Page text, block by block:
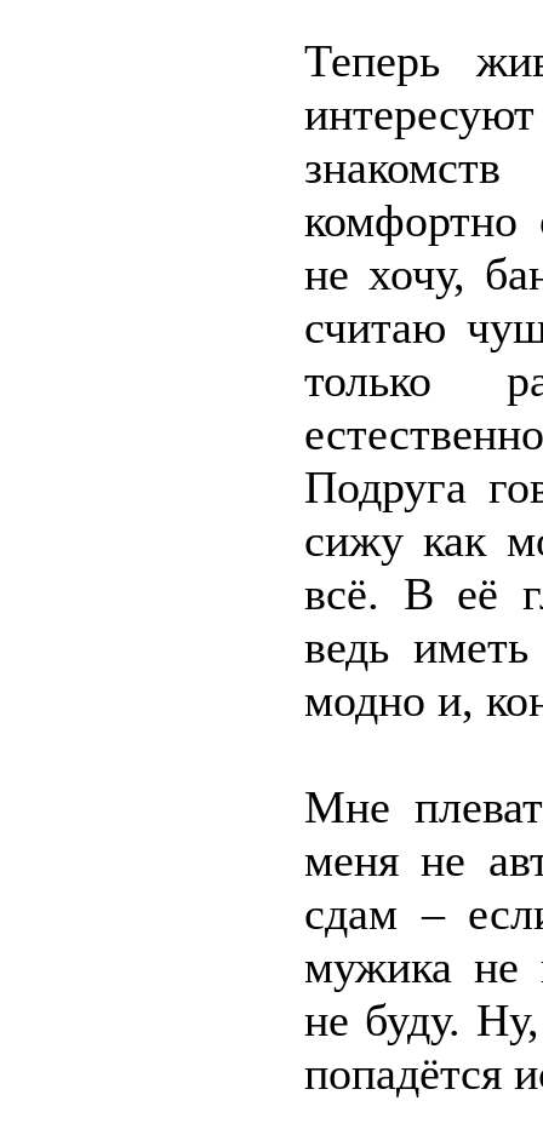
Теперь
комфортно
не хочу,
считаю
только
Подруга
сижу как
всё. В её
ведь
модно и,
Мне
меня не
сдам –
мужика не
не буду.
попадётся